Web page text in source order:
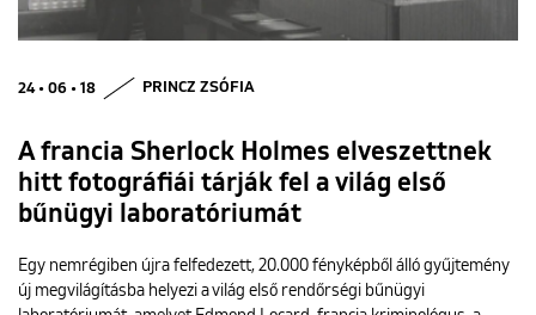
24 • 06 • 18 PRINCZ ZSÓFIA
A francia Sherlock Holmes elveszettnek
hitt fotográfiái tárják fel a világ első
bűnügyi laboratóriumát
Egy nemrégiben újra felfedezett, 20.000 fényképből álló gyűjtemény
új megvilágításba helyezi a világ első rendőrségi bűnügyi